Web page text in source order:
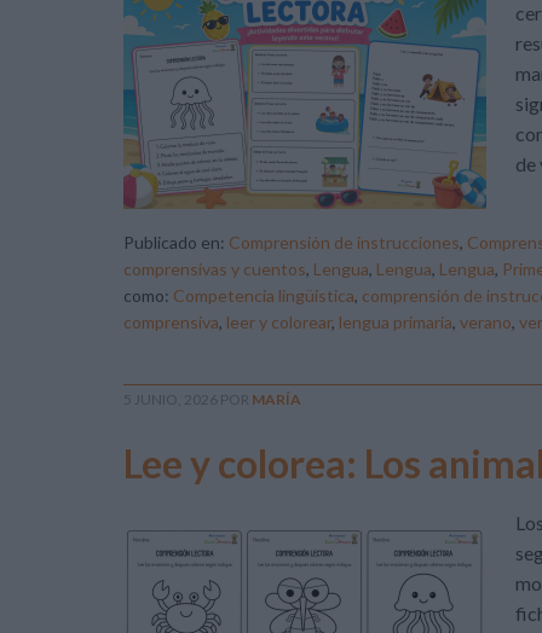
de
Publicado en: Comprensión de instrucciones,
comprensivas y cuentos, Lengua, Lengua, Lengua,
como: Competencia lingüística, comprensión de
comprensiva, leer y colorear, lengua primaria, verano,
5 JUNIO, 2026 POR MARÍA
Lee y colorea: Los